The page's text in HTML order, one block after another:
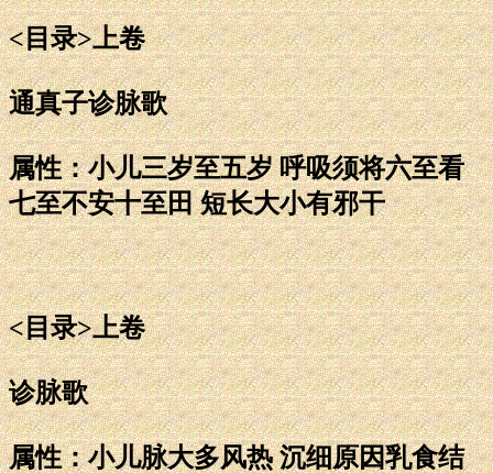
<目录>上卷
通真子诊脉歌
属性：小儿三岁至五岁 呼吸须将六至看
七至不安十至田 短长大小有邪干
<目录>上卷
诊脉歌
属性：小儿脉大多风热 沉细原因乳食结